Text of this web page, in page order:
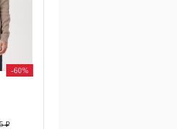
-60%
₽